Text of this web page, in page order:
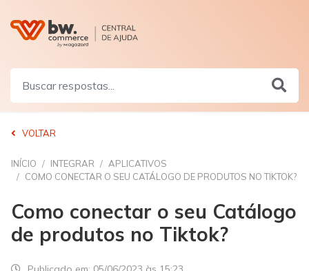
VOLTAR
INÍCIO INTEGRAR
APLICATIVOS
COMO CONECTAR O SEU CATÁLOGO DE PRODUTOS NO TIKTOK?
Como conectar o seu Catálogo
de produtos no Tiktok?